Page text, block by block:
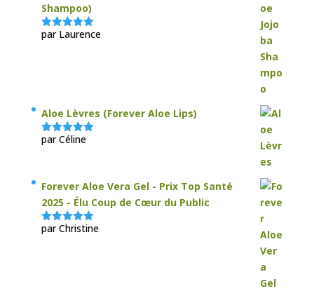
Shampoo)
Note5sur
par Laurence
Aloe Lèvres (Forever Aloe Lips)
Note5sur
par Céline
Forever Aloe Vera Gel - Prix Top Santé
2025 - Élu Coup de Cœur du Public
Note5sur
par Christine